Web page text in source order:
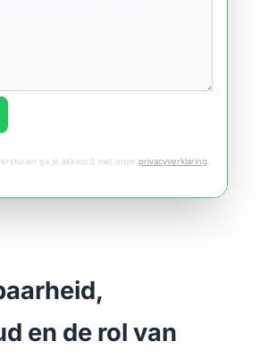
ga je akkoord met onze privacyverklaring.
en de rol van